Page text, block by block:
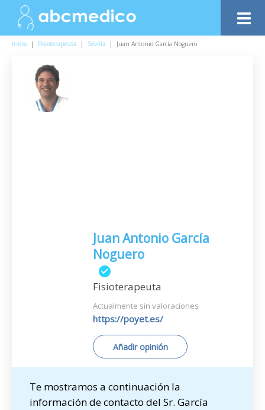
Inicio | Fisioterapeuta | Sevilla | Juan Antonio García Noguero
Juan Antonio García
Noguero
Fisioterapeuta
Actualmente sin valoraciones
https://poyet.es/
Añadir opinión
Te mostramos a continuación la
información de contacto del Sr. García